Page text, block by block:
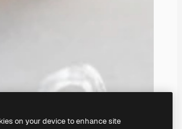
on your device to enhance site